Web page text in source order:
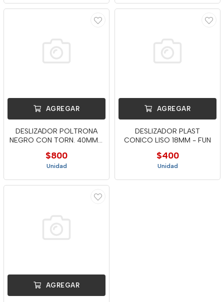
AGREGAR
DESLIZADOR POLTRONA
NEGRO CON TORN. 40MM -
$800
Unidad
AGREGAR
DESLIZADOR PLAST
CONICO LISO 18MM - FUN
$400
Unidad
AGREGAR